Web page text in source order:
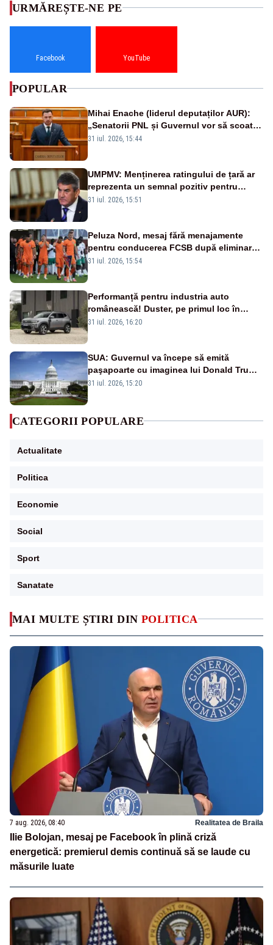
MAI MULTE ȘTIRI DIN POLITICA
7 aug. 2026, 08:40 Realitatea de Braila
Ilie Bolojan, mesaj pe Facebook în plină criză
energetică: premierul demis continuă să se laude cu
măsurile luate
URMĂREȘTE-NE PE
Facebook YouTube
POPULAR
Mihai Enache (liderul deputaților AUR):
„Senatorii PNL și Guvernul vor să scoată
la vânzare bunuri publice pentru a stinge
31 iul. 2026, 15:44
UMPMV: Menținerea ratingului de țară ar
reprezenta un semnal pozitiv pentru
România. Autoritățile trebuie să continue
31 iul. 2026, 15:51
Peluza Nord, mesaj fără menajamente
pentru conducerea FCSB după eliminarea
rușinoasă din Conference League
31 iul. 2026, 15:54
Performanță pentru industria auto
românească! Duster, pe primul loc în
topul vânzărilor din Ucraina
31 iul. 2026, 16:20
SUA: Guvernul va începe să emită
paşapoarte cu imaginea lui Donald Trump
începând cu 8 august
31 iul. 2026, 15:20
CATEGORII POPULARE
Actualitate
Politica
Economie
Social
Sport
Sanatate